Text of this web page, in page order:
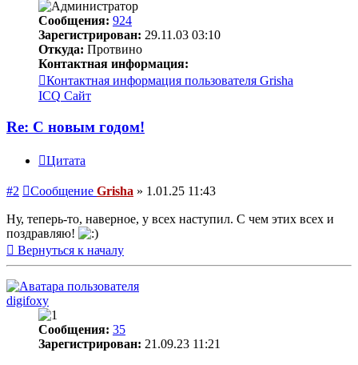
Сообщения: 924
Зарегистрирован: 29.11.03 03:10
Откуда: Протвино
Контактная информация:
Контактная информация пользователя Grisha
ICQ Сайт
Re: С новым годом!
Цитата
#2 Сообщение Grisha » 1.01.25 11:43
Ну, теперь-то, наверное, у всех наступил. С чем этих всех и
поздравляю!
Вернуться к началу
digifoxy
Сообщения: 35
Зарегистрирован: 21.09.23 11:21